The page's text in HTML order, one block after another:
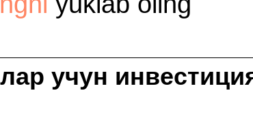
учун